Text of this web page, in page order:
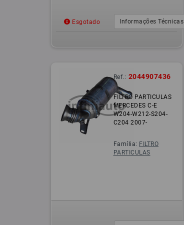
Esgotado Informações Técnicas
Ref.: 2044907436
FILTRO PARTICULAS
MERCEDES C-E
W204-W212-S204-
C204 2007-
Família: FILTRO
PARTICULAS